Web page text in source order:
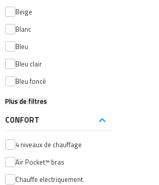
Beige
Blanc
Bleu
Bleu clair
Bleu foncé
Plus de filtres
CONFORT
4 niveaux de chauffage
Air Pocket™ bras
Chauffe electriquement